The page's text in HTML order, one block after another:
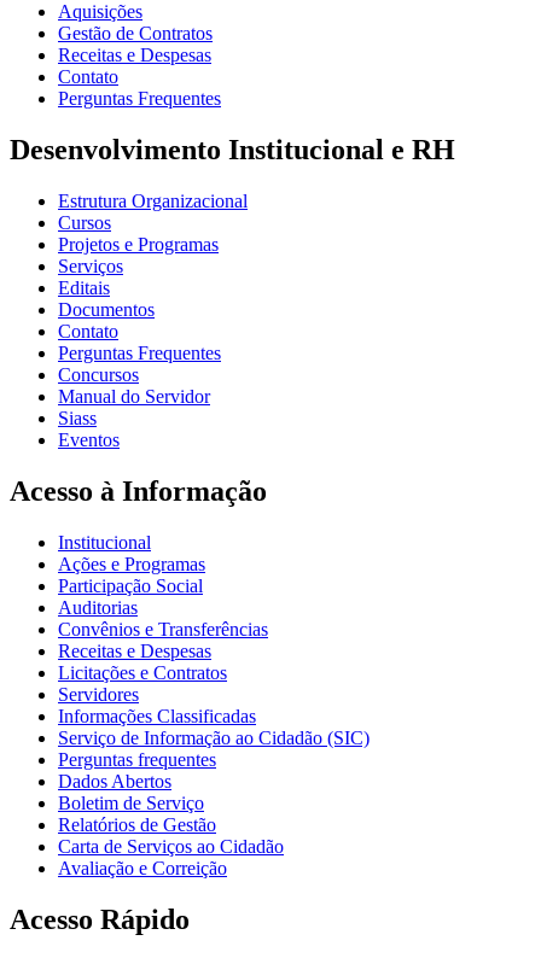
Aquisições
Gestão de Contratos
Receitas e Despesas
Contato
Perguntas Frequentes
Desenvolvimento Institucional e RH
Estrutura Organizacional
Cursos
Projetos e Programas
Serviços
Editais
Documentos
Contato
Perguntas Frequentes
Concursos
Manual do Servidor
Siass
Eventos
Acesso à Informação
Institucional
Ações e Programas
Participação Social
Auditorias
Convênios e Transferências
Receitas e Despesas
Licitações e Contratos
Servidores
Informações Classificadas
Serviço de Informação ao Cidadão (SIC)
Perguntas frequentes
Dados Abertos
Boletim de Serviço
Relatórios de Gestão
Carta de Serviços ao Cidadão
Avaliação e Correição
Acesso Rápido